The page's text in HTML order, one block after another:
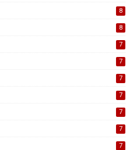
8
8
7
7
7
7
7
7
7